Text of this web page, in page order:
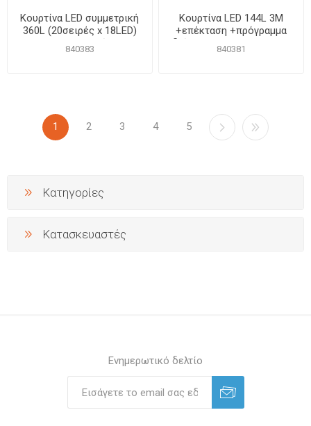
Κουρτίνα LED συμμετρική
360L (20σειρές x 18LED)
2x2m επεκτεινόμενη
διάφανο καλ. θερμό 31V
840383
Κουρτίνα LED 144L 3M
+επέκταση +πρόγραμμα
διάφανο καλ. ΨΥΧΡΟ 31V
IP44
840381
1 2 3 4 5
Κατηγορίες
Κατασκευαστές
Ενημερωτικό δελτίο